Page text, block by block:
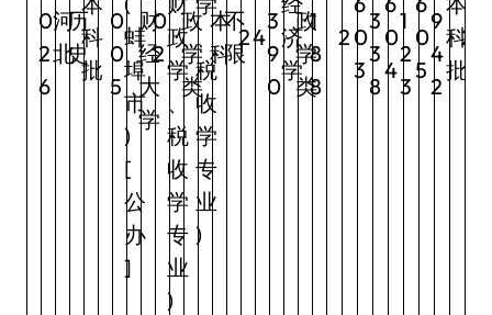
0
2
6
河
北
历
史
科
批
0
0
5
蚌
埠
市
)
[
公
办
]
财
经
大
学
0
2
政
学
、
税
收
学
专
业
)
政
学
类
、
税
收
学
专
业
)
本
科
不
限
24
3
9
0
济
学
政
学
类
1
8
8
2 0
3
3
3
8
0
4
1
2
3
0
5
9
4
2
科
批
2